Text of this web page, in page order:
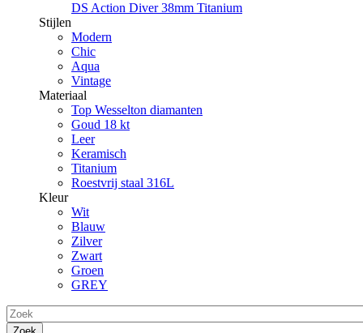
DS Action Diver 38mm Titanium
Stijlen
Modern
Chic
Aqua
Vintage
Materiaal
Top Wesselton diamanten
Goud 18 kt
Leer
Keramisch
Titanium
Roestvrij staal 316L
Kleur
Wit
Blauw
Zilver
Zwart
Groen
GREY